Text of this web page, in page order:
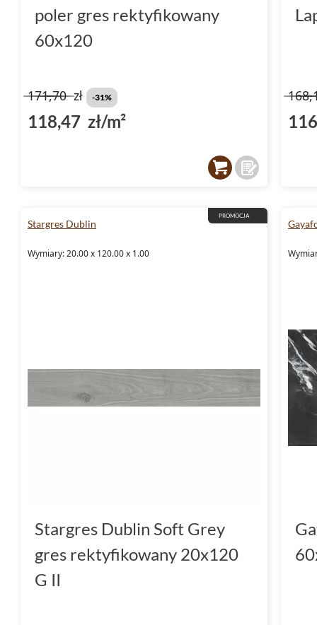
poler gres rektyfikowany
60x120
171,70zł -31%
118,47 zł/m²
PROMOCJA
Stargres Dublin
Wymiary: 20.00 x 120.00 x 1.00
Stargres Dublin Soft Grey
gres rektyfikowany 20x120
G II